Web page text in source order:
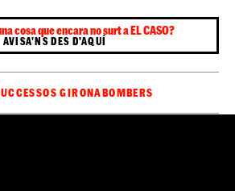
cosa que encara no surt a EL CASO?
AVISA'NS DES D'AQUÍ
GIRONABOMBERS